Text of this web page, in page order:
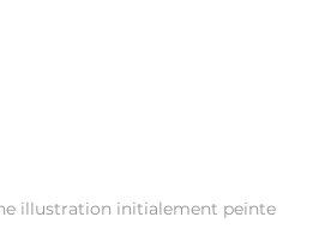
illustration initialement peinte